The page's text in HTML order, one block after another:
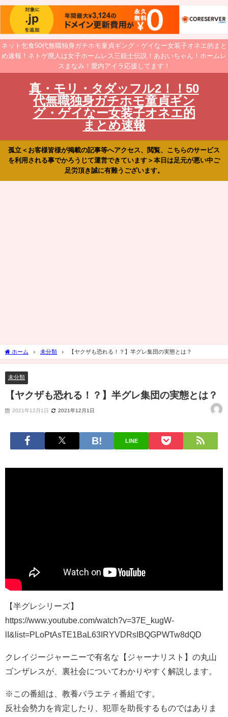
ネット乞食50代無職独身ガチホモ童貞ギング・ゲイなー女装子オネエ的まと
め速報！ネトゲ廃人は女子ホームレス三銃士伝説！あおいちゃん！ホームレ
スまなみ！愛内アイラ応援してます！
真・モリ・タダッフル2！！50
代無職独身ガチホモ童貞ギン
グ・ゲイなー女装子オネエ的
まとめ速報
孤立＜お客様皆様が掲載の記事等へアクセス、閲覧、こちらのサービス
を利用される事でかろうじて運営できています＞本日は足元が悪い中ご
足労頂き誠に有難うございます。
ホーム 未分類 【ヤクザも恐れる！？】半グレ集団の実態とは？
未分類
【ヤクザも恐れる！？】半グレ集団の実態とは？
2021年12月1日 2021年12月1日
LINE
【半グレシリーズ】
https://www.youtube.com/watch?v=37E_kugW-
lI&list=PLoPtAsTE1BaL63IRYVDRsIBQGPWTw8dQD
クレイジージャーニーで有名な【ジャーナリスト】の丸山
ゴンザレスが、裏社会についてわかりやすく解説します。
※この番組は、教養バラエティ番組です。
反社会勢力を肯定したり、犯罪を助長するものではありま